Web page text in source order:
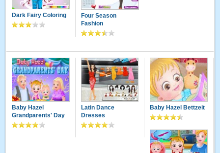
Dark Fairy Coloring
Four Season
Fashion
Baby Hazel
Grandparents' Day
Latin Dance
Dresses
Baby Hazel Bettzeit